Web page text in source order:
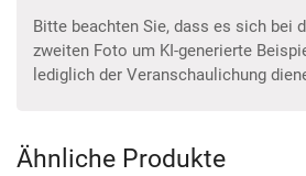
Bitte beachten Sie, dass es sich bei
zweiten Foto um KI-generierte
lediglich der Veranschaulichung
Ähnliche Produkte